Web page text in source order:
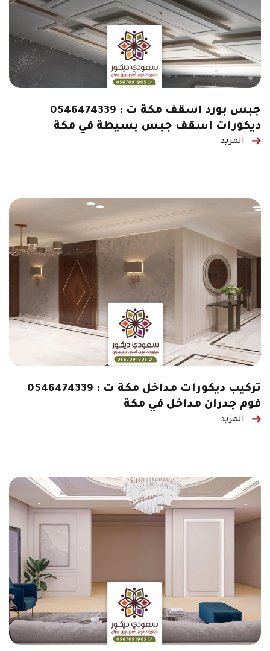
جبس بورد اسقف مكة ت : 0546474339
ديكورات اسقف جبس بسيطة في مكة
المزيد
تركيب ديكورات مداخل مكة ت : 0546474339
فوم جدران مداخل في مكة
المزيد